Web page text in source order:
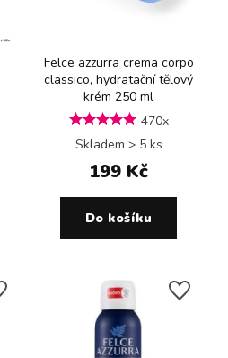
Felce azzurra crema corpo
classico, hydratační tělový
krém 250 ml
470x
Skladem > 5 ks
199 Kč
Do košíku